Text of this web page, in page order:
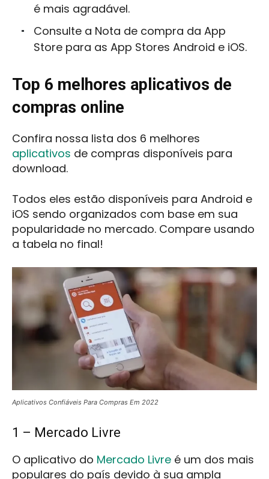
é mais agradável.
Consulte a Nota de compra da App
Store para as App Stores Android e iOS.
Top 6 melhores aplicativos de
compras online
Confira nossa lista dos 6 melhores
aplicativos de compras disponíveis para
download.
Todos eles estão disponíveis para Android e
iOS sendo organizados com base em sua
popularidade no mercado. Compare usando
a tabela no final!
Aplicativos Confiáveis Para Compras Em 2022
1 – Mercado Livre
O aplicativo do Mercado Livre é um dos mais
populares do país devido à sua ampla